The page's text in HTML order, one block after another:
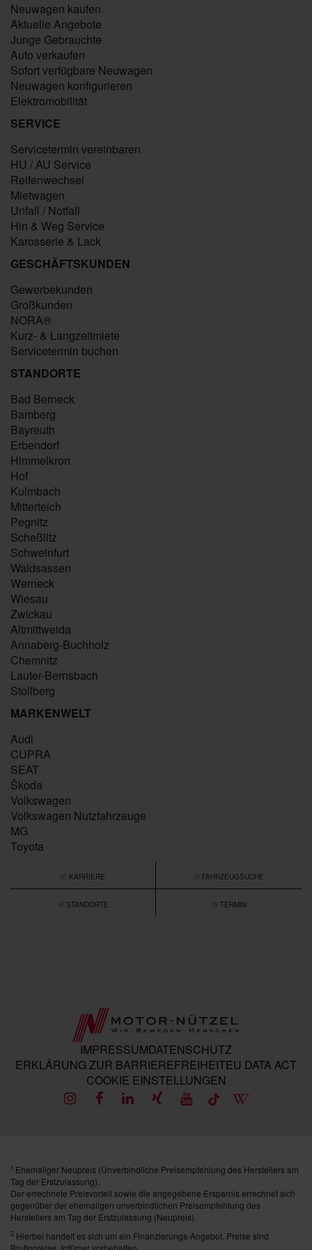
Neuwagen kaufen
Aktuelle Angebote
Junge Gebrauchte
Auto verkaufen
Sofort verfügbare Neuwagen
Neuwagen konfigurieren
Elektromobilität
SERVICE
Servicetermin vereinbaren
HU / AU Service
Reifenwechsel
Mietwagen
Unfall / Notfall
Hin & Weg Service
Karosserie & Lack
GESCHÄFTSKUNDEN
Gewerbekunden
Großkunden
NORA®
Kurz- & Langzeitmiete
Servicetermin buchen
STANDORTE
Bad Berneck
Bamberg
Bayreuth
Erbendorf
Himmelkron
Hof
Kulmbach
Mitterteich
Pegnitz
Scheßlitz
Schweinfurt
Waldsassen
Werneck
Wiesau
Zwickau
Altmittweida
Annaberg-Buchholz
Chemnitz
Lauter-Bernsbach
Stollberg
MARKENWELT
Audi
CUPRA
SEAT
Škoda
Volkswagen
Volkswagen Nutzfahrzeuge
MG
Toyota
/// KARRIERE /// FAHRZEUGSUCHE
/// STANDORTE /// TERMIN
IMPRESSUMDATENSCHUTZ
ERKLÄRUNG ZUR BARRIEREFREIHEITEU DATA ACT
COOKIE EINSTELLUNGEN
1 Ehemaliger Neupreis (Unverbindliche Preisempfehlung des Herstellers am
Tag der Erstzulassung).
Der errechnete Preisvorteil sowie die angegebene Ersparnis errechnet sich
gegenüber der ehemaligen unverbindlichen Preisempfehlung des
Herstellers am Tag der Erstzulassung (Neupreis).
2 Hierbei handelt es sich um ein Finanzierungs-Angebot. Preise sind
Bruttopreise. Irrtümer vorbehalten.